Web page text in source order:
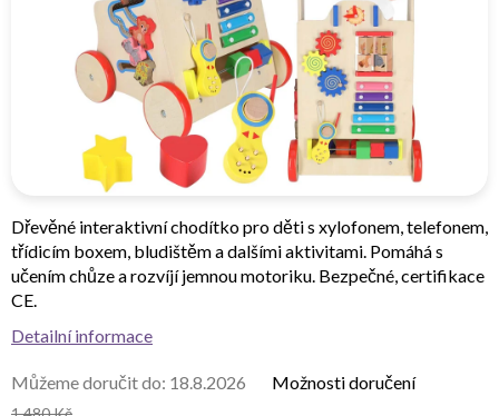
Můžeme doručit do: 18.8.2026 Možnosti doručení
Dřevěné interaktivní chodítko pro děti s xylofonem, telefonem,
třídicím boxem, bludištěm a dalšími aktivitami. Pomáhá s
učením chůze a rozvíjí jemnou motoriku. Bezpečné, certifikace
CE.
Detailní informace